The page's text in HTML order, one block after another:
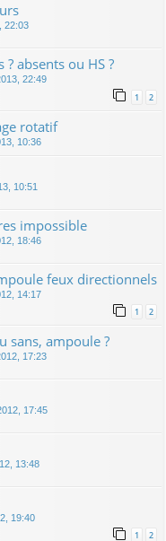
22:03
absents ou HS ?
22:49
1 2
rotatif
10:36
10:51
impossible
18:46
feux directionnels
14:17
1 2
sans, ampoule ?
17:23
17:45
13:48
19:40
1 2